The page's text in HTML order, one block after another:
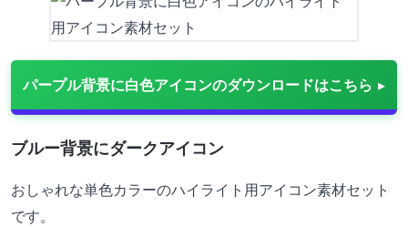
パープル背景に白色アイコンのダウンロードはこちら
ブルー背景にダークアイコン
おしゃれな単色カラーのハイライト用アイコン素材セット
です。